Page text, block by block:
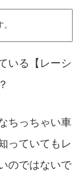
いる【レーシ
ちっちゃい車
っていてもレ
のではないで